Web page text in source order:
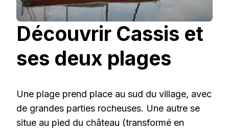
Découvrir Cassis et
ses deux plages
Une plage prend place au sud du village, avec
de grandes parties rocheuses. Une autre se
situe au pied du château (transformé en